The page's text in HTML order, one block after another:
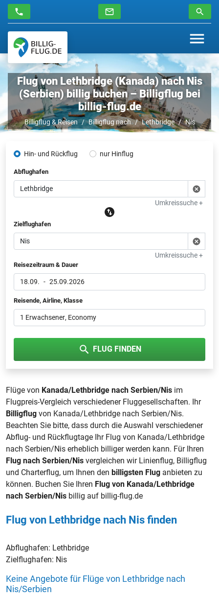
Flug von Lethbridge (Kanada) nach Nis
(Serbien) billig buchen – Billigflug bei
billig-flug.de
Billigflug & Reisen Billigflug nach Lethbridge Nis
Hin- und Rückflug nur Hinflug
Abflughafen
Umkreissuche +
Zielflughafen
Umkreissuche +
Reisezeitraum & Dauer
18.09. - 25.09.2026
Reisende, Airline, Klasse
1 Erwachsener, Economy
FLUG FINDEN
Flüge von Kanada/Lethbridge nach Serbien/Nis im
Flugpreis-Vergleich verschiedener Fluggesellschaften. Ihr
Billigflug von Kanada/Lethbridge nach Serbien/Nis.
Beachten Sie bitte, dass durch die Auswahl verschiedener
Abflug- und Rückflugtage Ihr Flug von Kanada/Lethbridge
nach Serbien/Nis erheblich billiger werden kann. Für Ihren
Flug nach Serbien/Nis vergleichen wir Linienflug, Billigflug
und Charterflug, um Ihnen den billigsten Flug anbieten zu
können. Buchen Sie Ihren Flug von Kanada/Lethbridge
nach Serbien/Nis billig auf billig-flug.de
Flug von Lethbridge nach Nis finden
Abflughafen: Lethbridge
Zielflughafen: Nis
Keine Angebote für Flüge von Lethbridge nach
Nis/Serbien